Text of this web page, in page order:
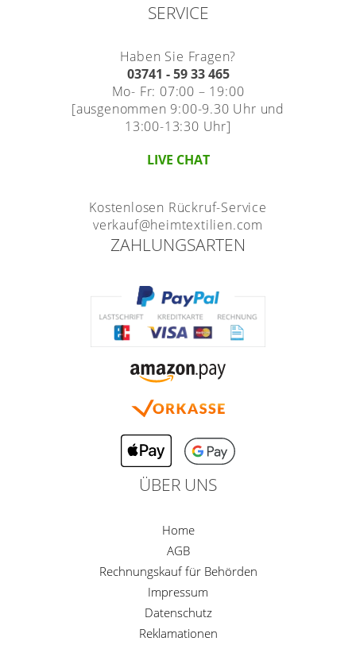
SERVICE
Haben Sie Fragen?
03741 - 59 33 465
Mo- Fr: 07:00 – 19:00
[ausgenommen 9:00-9.30 Uhr und
13:00-13:30 Uhr]
LIVE CHAT
Kostenlosen Rückruf-Service
verkauf@heimtextilien.com
ZAHLUNGSARTEN
ÜBER UNS
Home
AGB
Rechnungskauf für Behörden
Impressum
Datenschutz
Reklamationen